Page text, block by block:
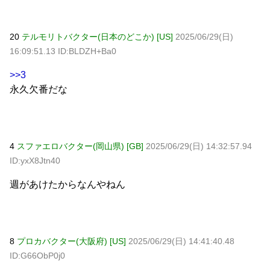
20 テルモリトバクター(日本のどこか) [US] 2025/06/29(日)
16:09:51.13 ID:BLDZH+Ba0
>>3
永久欠番だな
4 スファエロバクター(岡山県) [GB] 2025/06/29(日) 14:32:57.94
ID:yxX8Jtn40
週があけたからなんやねん
8 プロカバクター(大阪府) [US] 2025/06/29(日) 14:41:40.48
ID:G66ObP0j0